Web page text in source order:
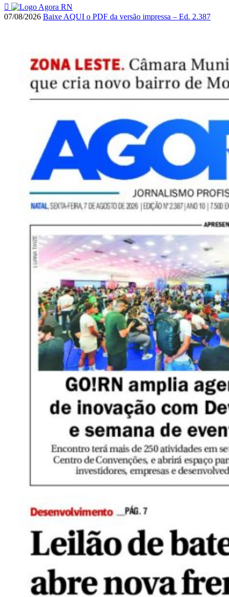
07/08/2026 Baixe AQUI o PDF da versão impressa – Ed. 2.387